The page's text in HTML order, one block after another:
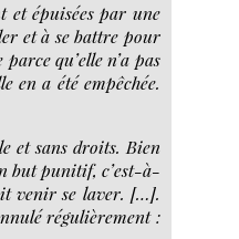
et épuisées par une
et à se battre pour
qu’elle n’a pas
en a été empêchée.
et sans droits. Bien
but punitif, c’est-à-
venir se laver. […].
régulièrement :